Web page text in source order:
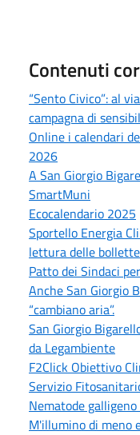
Contenuti
“Sento Civico”: al
campagna di
Online i calendari
2026
A San Giorgio
SmartMuni
Ecocalendario 2025
Sportello Energia
lettura delle bollette
Patto dei Sindaci
Anche San Giorgio
“cambiano aria”.
San Giorgio
da Legambiente
F2Click Obiettivo
Servizio
Nematode
M'illumino di meno